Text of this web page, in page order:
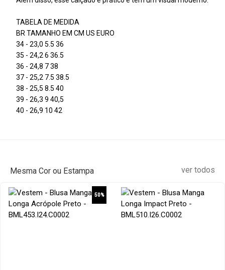
TABELA DE MEDIDA
BR TAMANHO EM CM US EURO
34 - 23,0 5.5 36
35 - 24,2 6 36.5
36 - 24,8 7 38
37 - 25,2 7.5 38.5
38 - 25,5 8.5 40
39 - 26,3 9 40,5
40 - 26,9 10 42
Mesma Cor ou Estampa ver todos
50%